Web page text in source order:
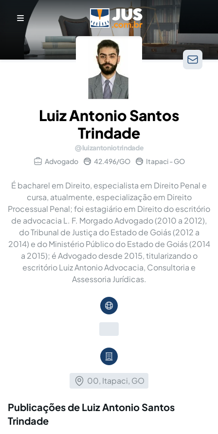
Luiz Antonio Santos
Trindade
luizantoniotrindade
Advogado
42.496/GO Itapaci - GO
É bacharel em Direito, especialista em Direito Penal e
cursa, atualmente, especialização em Direito
Processual Penal; foi estagiário em Direito do escritório
de advocacia L. F. Morgado Advogado (2010 a 2012),
do Tribunal de Justiça do Estado de Goiás (2012 a
2014) e do Ministério Público do Estado de Goiás (2014
a 2015); é Advogado desde 2015, titularizando o
escritório Luiz Antonio Advocacia, Consultoria e
Assessoria Jurídicas.
00, Itapaci, GO
Publicações de Luiz Antonio Santos
Trindade